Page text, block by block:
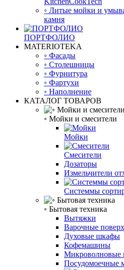
◦ Литые мойки и
камня
ПОРТФОЛИО
MATERIOTEKA
◦ Фасады
◦ Столешницы
◦ Фурнитура
◦ Фартухи
◦ Наполнение
КАТАЛОГ ТОВАРОВ
◦ Мойки и смесители
Мойки
Смесители
Дозаторы
Измельчители
Системмы
◦ Бытовая техника
Вытяжки
Варочные
Духовые шкафы
Кофемашины
Микроволновые
Посудомоечные